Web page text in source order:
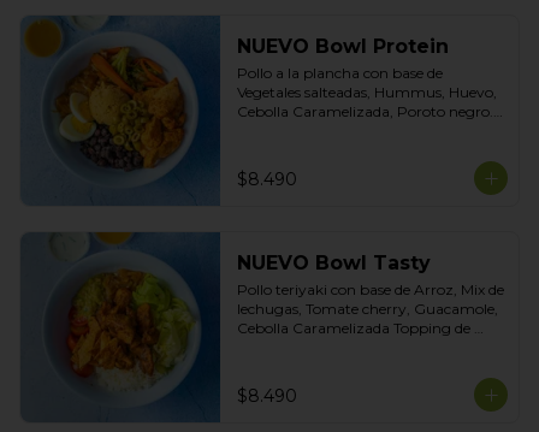
NUEVO Bowl Protein
Pollo a la plancha con base de
Vegetales salteadas, Hummus, Huevo,
Cebolla Caramelizada, Poroto negro.
$8.490
NUEVO Bowl Tasty
Pollo teriyaki con base de Arroz, Mix de
lechugas, Tomate cherry, Guacamole,
Cebolla Caramelizada Topping de
$8.490